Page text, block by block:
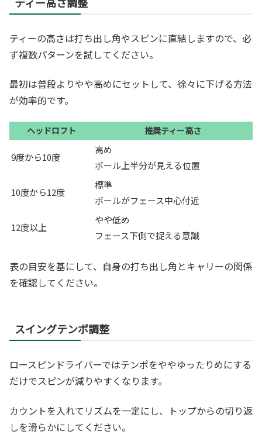
ティーの高さは打ち出し角やスピンに直結しますので、必
ず複数パターンを試してください。
最初は普段よりやや高めにセットして、徐々に下げる方法
が効率的です。
ヘッドロフト 推奨ティー高さ
9度から10度
高め
ボール上半分が見える位置
10度から12度
標準
ボールがフェース中心付近
12度以上
やや低め
フェース下側で捉える意識
表の目安を基にして、自身の打ち出し角とキャリーの関係
を確認してください。
スイングテンポ調整
ロースピンドライバーではテンポをややゆったりめにする
だけでスピンが減りやすくなります。
カウントを入れてリズムを一定にし、トップからの切り返
しを滑らかにしてください。